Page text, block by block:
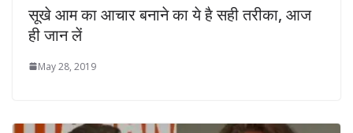
सूखे आम का आचार बनाने का ये है सही तरीका, आज
ही जान लें
May 28, 2019